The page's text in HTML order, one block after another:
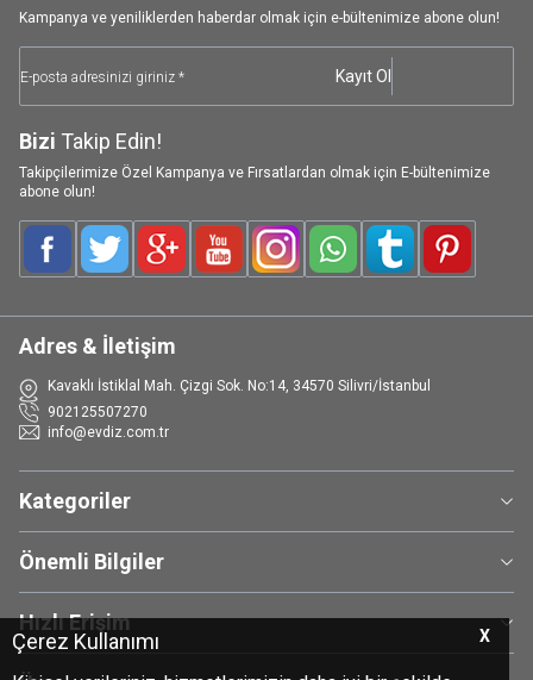
X
Çerez Kullanımı
Kampanya ve yeniliklerden haberdar olmak için e-bültenimize abone olun!
Kayıt Ol
Bizi Takip Edin!
Takipçilerimize Özel Kampanya ve Fırsatlardan olmak için E-bültenimize
abone olun!
FacebookTwitterGoogle-PlusYoutubeInstagramWhatsAppTumblrPinterest
Adres & İletişim
Kavaklı İstiklal Mah. Çizgi Sok. No:14, 34570 Silivri/İstanbul
902125507270
info@evdiz.com.tr
Kategoriler
Önemli Bilgiler
Hızlı Erişim